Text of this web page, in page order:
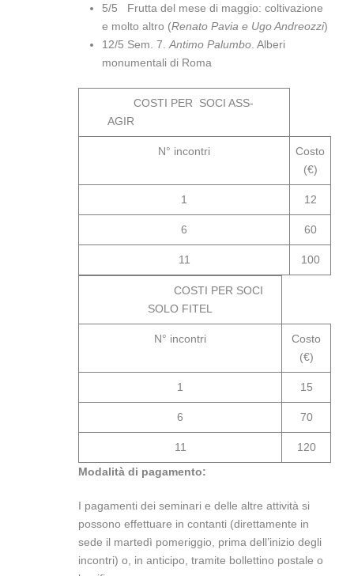
5/5 Frutta del mese di maggio: coltivazione
e molto altro (Renato Pavia e Ugo Andreozzi)
12/5 Sem. 7. Antimo Palumbo . Alberi
monumentali di Roma
COSTI PER SOCI ASS-
AGIR
N° incontri
Costo
(€)
1 12
6 60
11 100
COSTI PER SOCI
SOLO FITEL
N° incontri
Costo
(€)
1 15
6 70
11
120
Modalità di pagamento:
I pagamenti dei seminari e delle altre attività si
possono effettuare in contanti (direttamente in
sede il martedì pomeriggio, prima dell’inizio degli
incontri) o, in anticipo, tramite bollettino postale o